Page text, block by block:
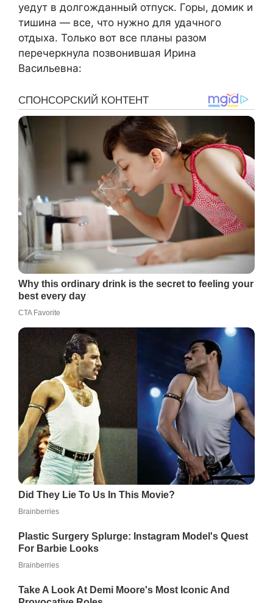
уедут в долгожданный отпуск. Горы, домик и
тишина — все, что нужно для удачного
отдыха. Только вот все планы разом
перечеркнула позвонившая Ирина
Васильевна: